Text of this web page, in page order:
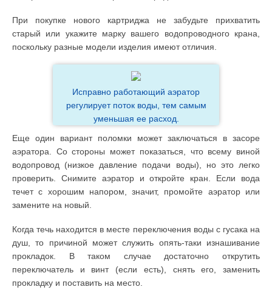
При покупке нового картриджа не забудьте прихватить
старый или укажите марку вашего водопроводного крана,
поскольку разные модели изделия имеют отличия.
Исправно работающий аэратор
регулирует поток воды, тем самым
уменьшая ее расход.
Еще один вариант поломки может заключаться в засоре
аэратора. Со стороны может показаться, что всему виной
водопровод (низкое давление подачи воды), но это легко
проверить. Снимите аэратор и откройте кран. Если вода
течет с хорошим напором, значит, промойте аэратор или
замените на новый.
Когда течь находится в месте переключения воды с гусака на
душ, то причиной может служить опять-таки изнашивание
прокладок. В таком случае достаточно открутить
переключатель и винт (если есть), снять его, заменить
прокладку и поставить на место.